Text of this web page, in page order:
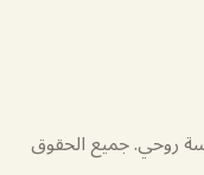
روحي. جميع الحقوق